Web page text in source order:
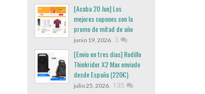
[Acaba 20 Jun] Los
mejores cupones con la
promo de mitad de año
junio 19, 2026, 3
[Envio en tres dias] Rodillo
Thinkrider X2 Max enviado
desde España (220€)
julio 25, 2026, 135